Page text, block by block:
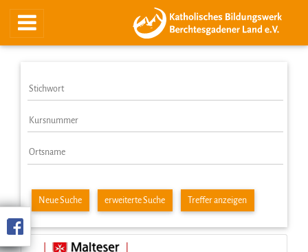
Treffer anzeigen
Neue Suche erweiterte Suche